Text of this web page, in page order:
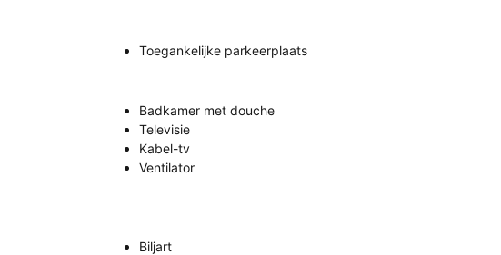
Toegankelijke parkeerplaats
Badkamer met douche
Televisie
Kabel-tv
Ventilator
Biljart